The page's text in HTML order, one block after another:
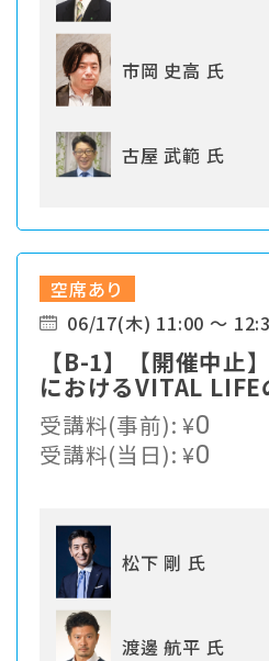
市岡 史高 氏
古屋 武範 氏
空席あり
06/17(木) 11:00 ～
【B-1】【開催中止
におけるVITAL LIFE
受講料(事前):¥0
受講料(当日):¥0
松下 剛 氏
渡邊 航平 氏